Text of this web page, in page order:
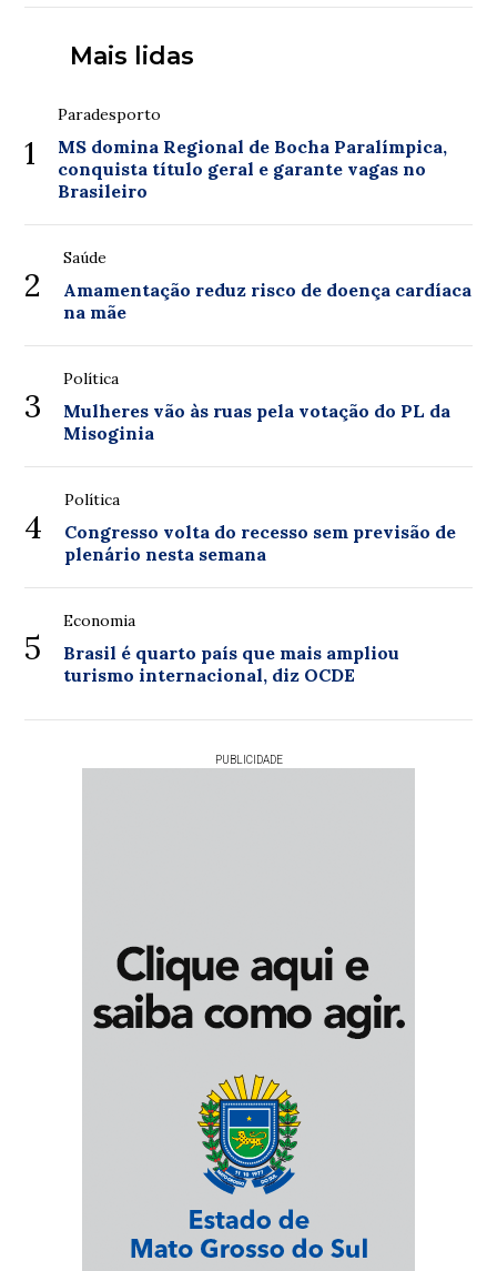
Mais lidas
1
Paradesporto
MS domina Regional de Bocha Paralímpica,
conquista título geral e garante vagas no
Brasileiro
2
Saúde
Amamentação reduz risco de doença cardíaca
na mãe
3
Política
Mulheres vão às ruas pela votação do PL da
Misoginia
4
Política
Congresso volta do recesso sem previsão de
plenário nesta semana
5
Economia
Brasil é quarto país que mais ampliou
turismo internacional, diz OCDE
PUBLICIDADE